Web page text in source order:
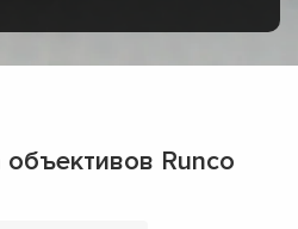
Runco